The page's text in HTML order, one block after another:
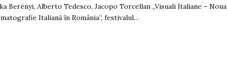
Berényi, Alberto Tedesco, Jacopo Torcellan „Visuali Italiane – Noua
Italiană în România”, festivalul...